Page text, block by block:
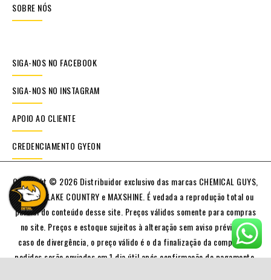
SOBRE NÓS
SIGA-NOS NO FACEBOOK
SIGA-NOS NO INSTAGRAM
APOIO AO CLIENTE
CREDENCIAMENTO GYEON
Copyright © 2026 Distribuidor exclusivo das marcas CHEMICAL GUYS,
GYEON , LAKE COUNTRY e MAXSHINE. É vedada a reprodução total ou
parcial do conteúdo desse site. Preços válidos somente para compras
no site. Preços e estoque sujeitos à alteração sem aviso prévio. Em
caso de divergência, o preço válido é o da finalização da compra. Os
pedidos serão enviados em 1 dia útil após confirmação do pagamento.